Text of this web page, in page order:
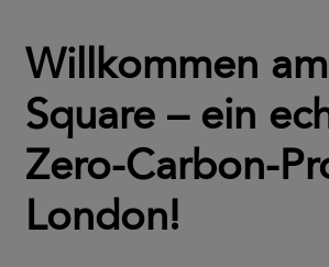
Willkommen
Square – ein
Zero-Carbon-
London!